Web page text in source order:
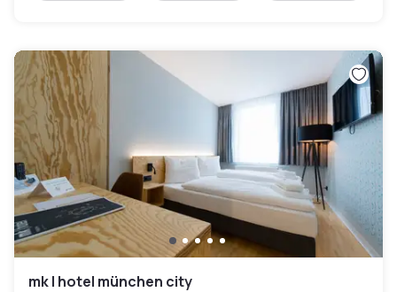
mk | hotel münchen city